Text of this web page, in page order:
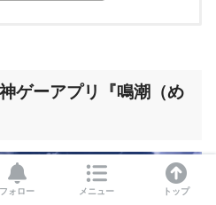
ゲーアプリ『鳴潮（め
フォロー メニュー トップ